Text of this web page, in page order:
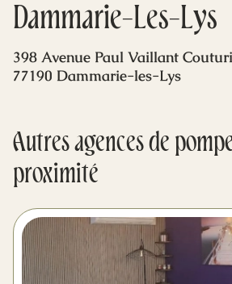
Dammarie-Les-Lys
398 Avenue Paul Vaillant
77190 Dammarie-les-Lys
Autres agences de
proximité